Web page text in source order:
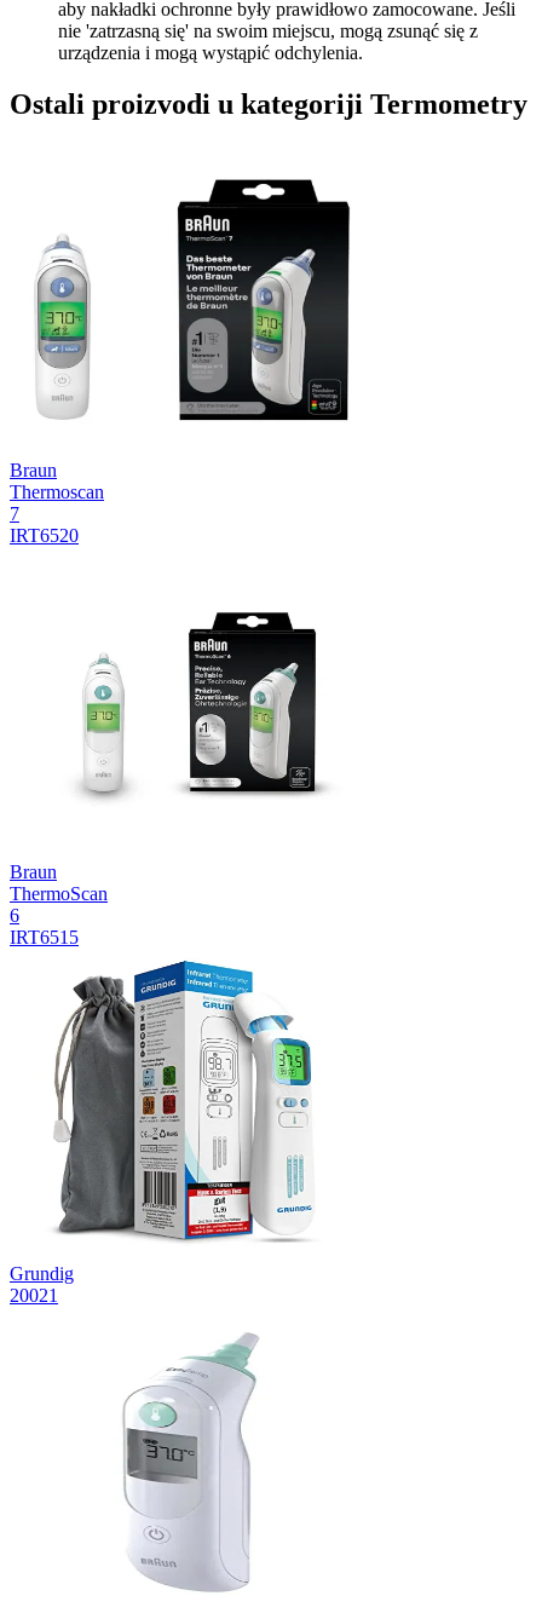
aby nakładki ochronne były prawidłowo zamocowane. Jeśli
nie 'zatrzasną się' na swoim miejscu, mogą zsunąć się z
urządzenia i mogą wystąpić odchylenia.
Ostali proizvodi u kategoriji Termometry
Braun
Thermoscan
7
IRT6520
Braun
ThermoScan
6
IRT6515
Grundig
20021